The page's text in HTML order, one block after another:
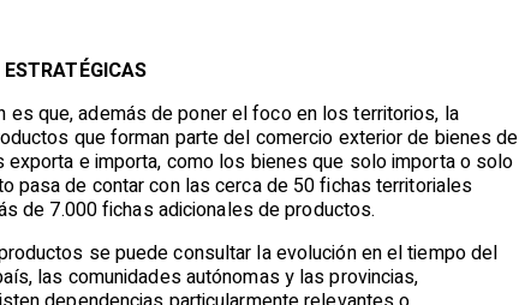
es que, además de poner el foco en los territorios, la
que forman parte del comercio exterior de bienes de
e importa, como los bienes que solo importa o solo
pasa de contar con las cerca de 50 fichas territoriales
de 7.000 fichas adicionales de productos.
se puede consultar la evolución en el tiempo del
las comunidades autónomas y las provincias,